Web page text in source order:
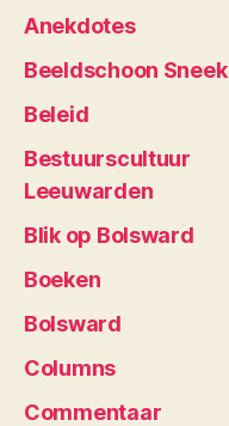
Anekdotes
Beeldschoon Sneek
Beleid
Bestuurscultuur
Leeuwarden
Blik op Bolsward
Boeken
Bolsward
Columns
Commentaar